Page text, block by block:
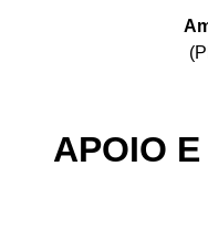
APOIO